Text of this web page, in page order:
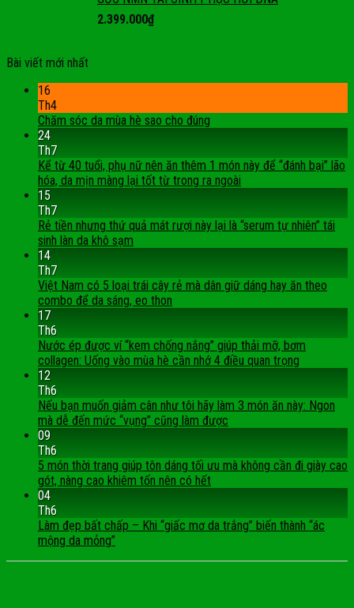
2.399.000₫
Bài viết mới nhất
16
Th4
Chăm sóc da mùa hè sao cho đúng
24
Th7
Kể từ 40 tuổi, phụ nữ nên ăn thêm 1 món này để “đánh bại” lão
hóa, da mịn màng lại tốt từ trong ra ngoài
15
Th7
Rẻ tiền nhưng thứ quả mát rượi này lại là “serum tự nhiên” tái
sinh làn da khô sạm
14
Th7
Việt Nam có 5 loại trái cây rẻ mà dân giữ dáng hay ăn theo
combo để da sáng, eo thon
17
Th6
Nước ép được ví “kem chống nắng” giúp thải mỡ, bơm
collagen: Uống vào mùa hè cần nhớ 4 điều quan trọng
12
Th6
Nếu bạn muốn giảm cân như tôi hãy làm 3 món ăn này: Ngon
mà dễ đến mức “vụng” cũng làm được
09
Th6
5 món thời trang giúp tôn dáng tối ưu mà không cần đi giày cao
gót, nàng cao khiêm tốn nên có hết
04
Th6
Làm đẹp bất chấp – Khi “giấc mơ da trắng” biến thành “ác
mộng da mỏng”